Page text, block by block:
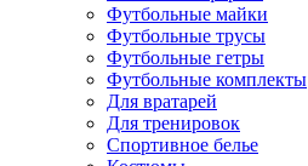
Футбольные майки
Футбольные трусы
Футбольные гетры
Футбольные комплекты
Для вратарей
Для тренировок
Спортивное белье